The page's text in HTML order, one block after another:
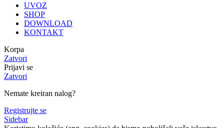
UVOZ
SHOP
DOWNLOAD
KONTAKT
Korpa
Zatvori
Prijavi se
Zatvori
Nemate kreiran nalog?
Registrujte se
Sidebar